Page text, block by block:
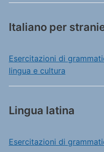
Italiano per
Esercitazioni di
lingua e cultura
Lingua latina
Esercitazioni di